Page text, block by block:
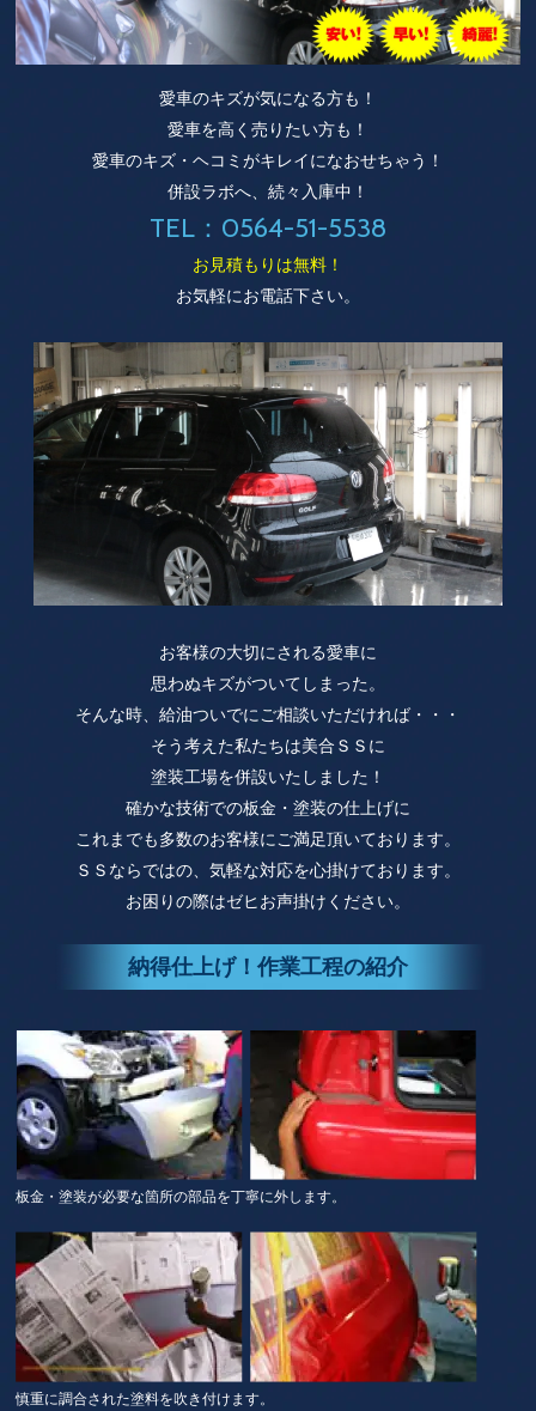
愛車のキズが気になる方も！
愛車を高く売りたい方も！
愛車のキズ・ヘコミがキレイになおせちゃう！
併設ラボへ、続々入庫中！
TEL：0564-51-5538
お見積もりは無料！
お気軽にお電話下さい。
お客様の大切にされる愛車に
思わぬキズがついてしまった。
そんな時、給油ついでにご相談いただければ・・・
そう考えた私たちは美合ＳＳに
塗装工場を併設いたしました！
確かな技術での板金・塗装の仕上げに
これまでも多数のお客様にご満足頂いております。
ＳＳならではの、気軽な対応を心掛けております。
お困りの際はゼヒお声掛けください。
納得仕上げ！作業工程の紹介
板金・塗装が必要な箇所の部品を丁寧に外します。
慎重に調合された塗料を吹き付けます。